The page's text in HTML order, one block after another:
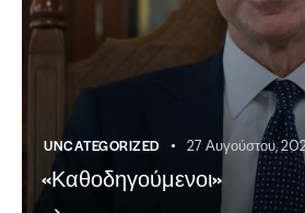
UNCATEGORIZED 27 Αυγούστου,
«Καθοδηγούμενοι»